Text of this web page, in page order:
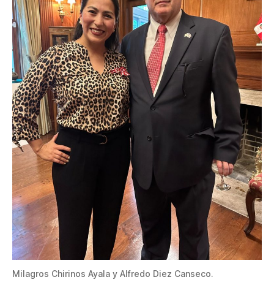
Milagros Chirinos Ayala y Alfredo Diez Canseco.